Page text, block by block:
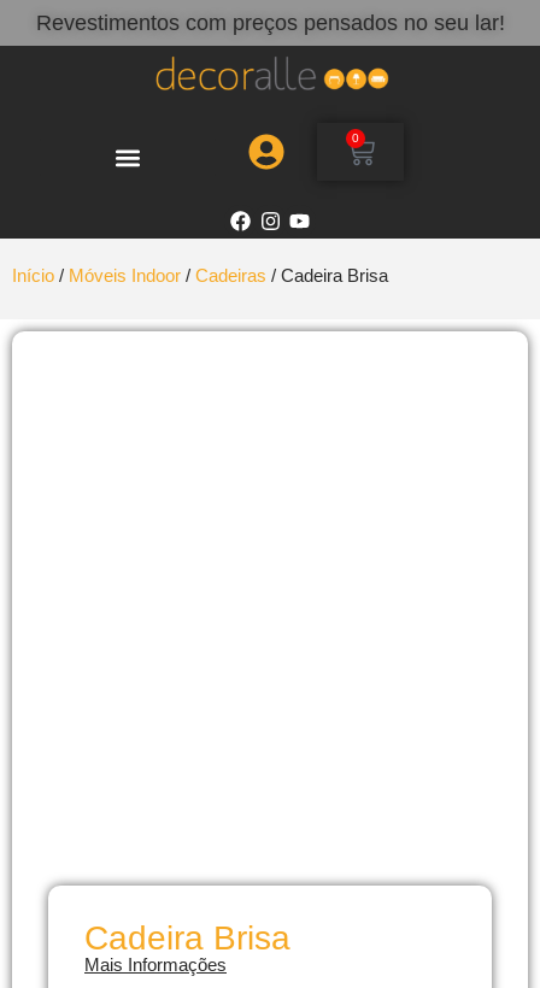
Revestimentos com preços pensados no seu lar!
0
Início / Móveis Indoor / Cadeiras / Cadeira Brisa
Cadeira Brisa
Mais Informações